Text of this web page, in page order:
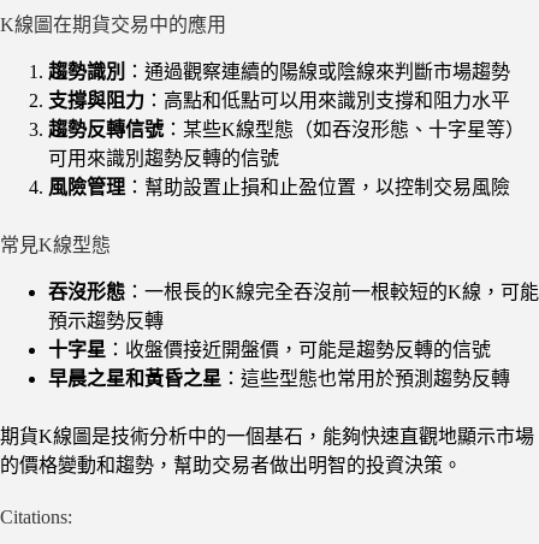
K線圖在期貨交易中的應用
趨勢識別
：通過觀察連續的陽線或陰線來判斷市場趨勢
支撐與阻力 ：高點和低點可以用來識別支撐和阻力水平
趨勢反轉信號：某些K線型態（如吞沒形態、十字星等）
可用來識別趨勢反轉的信號
風險管理 ：幫助設置止損和止盈位置，以控制交易風險
常見K線型態
吞沒形態 ：一根長的K線完全吞沒前一根較短的K線，可能
預示趨勢反轉
十字星 ：收盤價接近開盤價，可能是趨勢反轉的信號
早晨之星和黃昏之星 ：這些型態也常用於預測趨勢反轉
期貨K線圖是技術分析中的一個基石，能夠快速直觀地顯示市場
的價格變動和趨勢，幫助交易者做出明智的投資決策。
Citations: